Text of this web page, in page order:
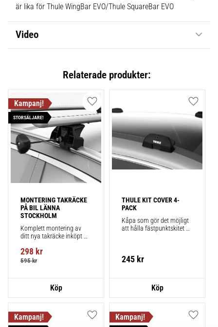
är lika för Thule WingBar EVO/Thule SquareBar EVO
Video
Relaterade produkter:
MONTERING TAKRÄCKE
PÅ BIL LÄNNA
STOCKHOLM
Komplett montering av
ditt nya takräcke inköpt
montering på din bil.
298 kr
595kr
STORSÄLJARE!
Lägg till i favoriter
THULE KIT COVER 4-
PACK
Kåpa som gör det möjligt
att hålla fästpunktskitet
245 kr
Lägg
Lägg till i favoriter Lägg